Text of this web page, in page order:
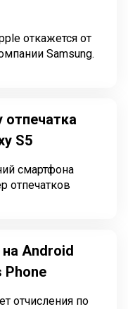
откажется от
Samsung.
отпечатка
S5
смартфона
отпечатков
Android
Phone
отчисления по